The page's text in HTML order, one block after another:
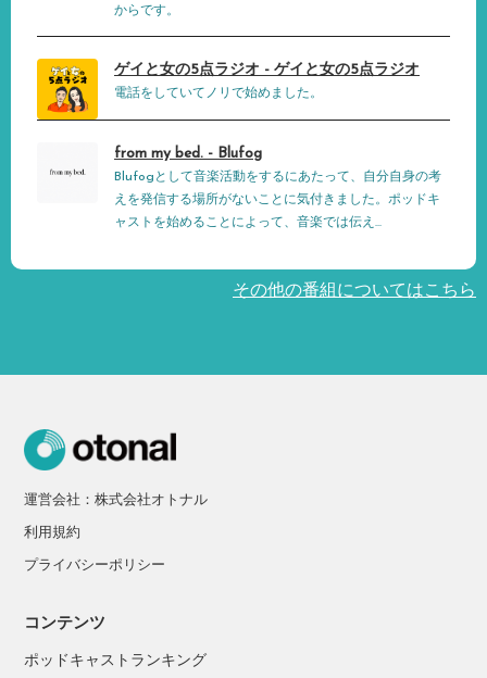
からです。
ゲイと女の5点ラジオ - ゲイと女の5点ラジオ
電話をしていてノリで始めました。
from my bed. - Blufog
Blufogとして音楽活動をするにあたって、自分自身の考
えを発信する場所がないことに気付きました。ポッドキ
ャストを始めることによって、音楽では伝え...
その他の番組についてはこちら
運営会社：株式会社オトナル
利用規約
プライバシーポリシー
コンテンツ
ポッドキャストランキング